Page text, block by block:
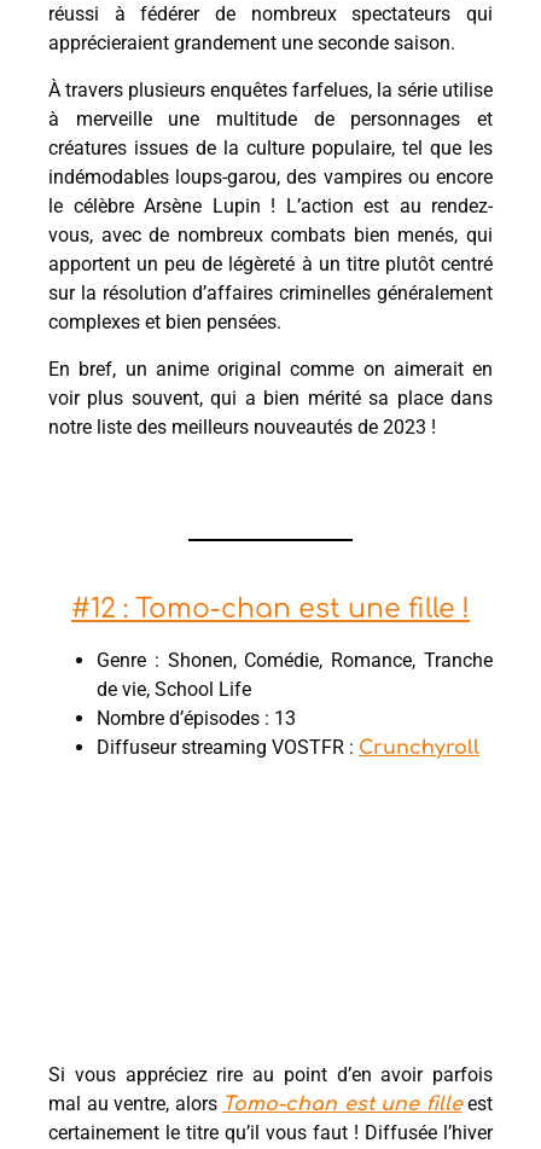
réussi à fédérer de nombreux spectateurs qui
apprécieraient grandement une seconde saison.
À travers plusieurs enquêtes farfelues, la série utilise
à merveille une multitude de personnages et
créatures issues de la culture populaire, tel que les
indémodables loups-garou, des vampires ou encore
le célèbre Arsène Lupin ! L’action est au rendez-
vous, avec de nombreux combats bien menés, qui
apportent un peu de légèreté à un titre plutôt centré
sur la résolution d’affaires criminelles généralement
complexes et bien pensées.
En bref, un anime original comme on aimerait en
voir plus souvent, qui a bien mérité sa place dans
notre liste des meilleurs nouveautés de 2023 !
#12 : Tomo-chan est une fille !
Genre : Shonen, Comédie, Romance, Tranche
de vie, School Life
Nombre d’épisodes : 13
Diffuseur streaming VOSTFR : Crunchyroll
Si vous appréciez rire au point d’en avoir parfois
mal au ventre, alors Tomo-chan est une filleest
certainement le titre qu’il vous faut ! Diffusée l’hiver